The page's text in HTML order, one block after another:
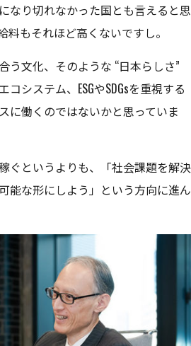
なり切れなかった国とも言えると思
料もそれほど高くないですし。
う文化、そのような “日本らしさ”
システム、ESGやSDGsを重視する
に働くのではないかと思っていま
ぐというよりも、「社会課題を解決
能な形にしよう」という方向に進ん